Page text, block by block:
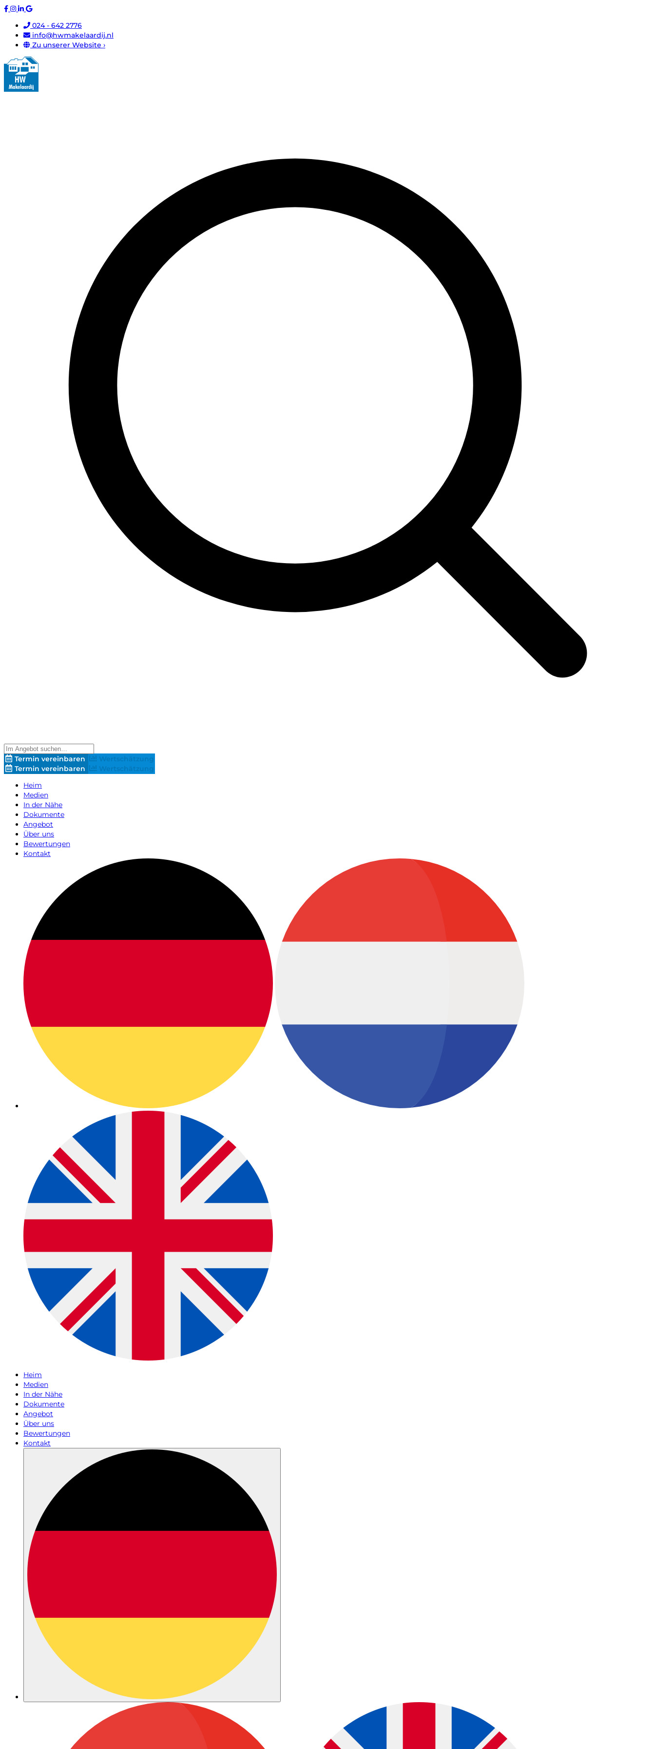
024 - 642 2776
info@hwmakelaardij.nl
Zu unserer Website ›
Termin vereinbaren
Wertschätzung
Termin vereinbaren
Wertschätzung
Heim
Medien
In der Nähe
Dokumente
Angebot
Über uns
Bewertungen
Kontakt
Heim
Medien
In der Nähe
Dokumente
Angebot
Über uns
Bewertungen
Kontakt